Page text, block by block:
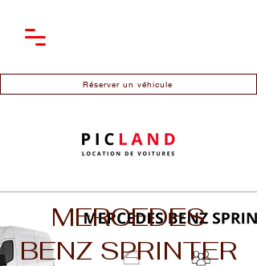
Réserver un véhicule
MERCEDES
BENZ SPRINTER